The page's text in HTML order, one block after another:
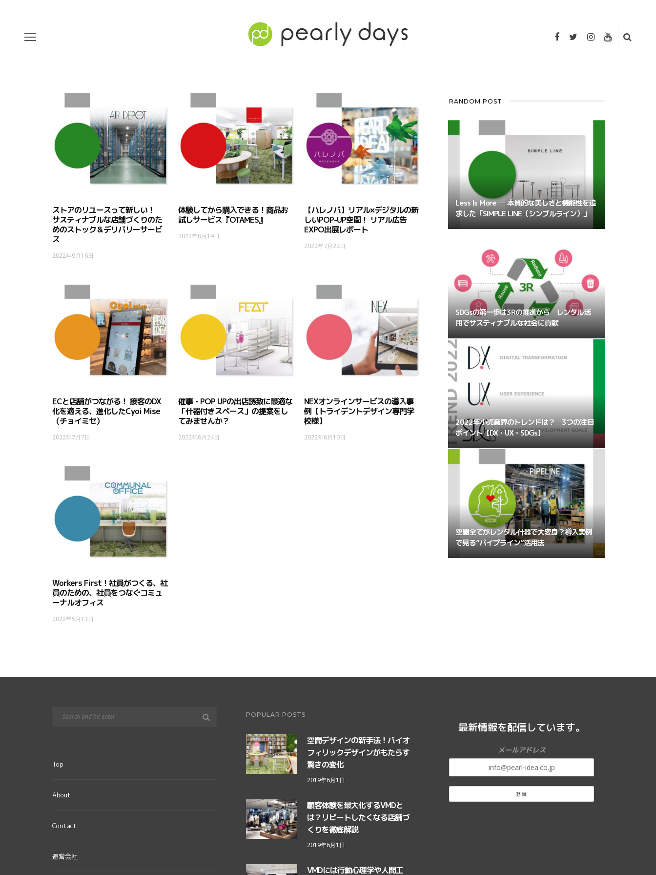
ストアのリユースって新しい！
サスティナブルな店舗づくりのた
めのストック＆デリバリーサービ
ス
2022年9月16日
体験してから購入できる！商品お
試しサービス『OTAMES』
2022年8月19日
【ハレノバ】リアル×デジタルの新
しいPOP-UP空間！ リアル広告
EXPO出展レポート
2022年7月22日
ECと店舗がつながる！ 接客のDX
化を適える、進化したCyoi Mise
（チョイミセ）
2022年7月7日
催事・POP UPの出店誘致に最適な
「什器付きスペース」の提案をし
てみませんか？
2022年6月24日
NEXオンラインサービスの導入事
例【トライデントデザイン専門学
校様】
2022年6月10日
Workers First！社員がつくる、社
員のための、社員をつなぐコミュ
ーナルオフィス
2022年5月13日
RANDOM POST
Less Is More ─ 本質的な美しさと機能性を追
求した「SIMPLE LINE（シンプルライン）」
SDGsの第一歩は3Rの推進から レンタル活
用でサスティナブルな社会に貢献
2022年小売業界のトレンドは？ 3つの注目
ポイント【DX・UX・SDGs】
空間全てがレンタル什器で大変身？導入実例
で見る“パイプライン”活用法
Top
About
Contact
運営会社
POPULAR POSTS
空間デザインの新手法！バイオ
フィリックデザインがもたらす
驚きの変化
2019年6月1日
顧客体験を最大化するVMDと
は？リピートしたくなる店舗づ
くりを徹底解説
2019年6月1日
VMDには行動心理学や人間工
最新情報を配信しています。
メールアドレス